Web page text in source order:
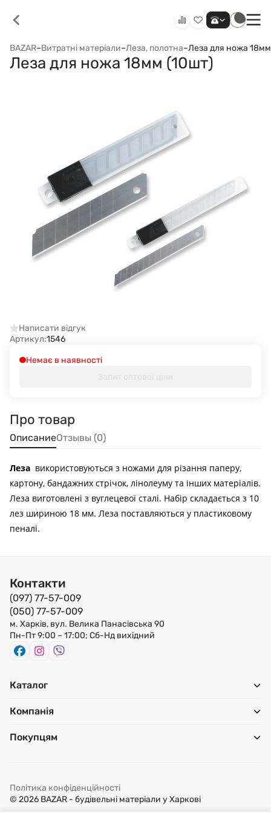
BAZAR–Витратні матеріали–Леза, полотна–Леза для ножа
Леза для ножа 18мм (10шт)
Написати відгук
Артикул:1546
Немає в наявності
Про товар
ОписаниеОтзывы (0)
Леза використовуються з ножами для різання паперу,
картону, бандажних стрічок, лінолеуму та інших матеріалів.
Леза виготовлені з вуглецевої сталі. Набір складається з 10
лез шириною 18 мм. Леза поставляються у пластиковому
пеналі.
Контакти
(097) 77-57-009
(050) 77-57-009
м. Харків, вул. Велика Панасівська 90
Пн-Пт 9:00 – 17:00; Сб-Нд вихідний
Каталог
Компанія
Покупцям
© 2026 BAZAR - будівельні матеріали у Харкові
Політика конфіденційності